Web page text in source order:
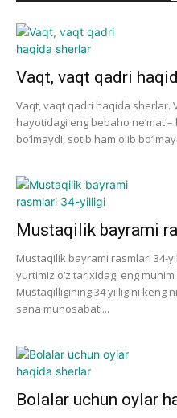
Vaqt, vaqt qadri
Vaqt, vaqt qadri haqida sherlar.
hayotidagi eng bebaho ne’mat
bo‘lmaydi, sotib ham olib
Mustaqilik bayrami
Mustaqilik bayrami rasmlari 34-
yurtimiz o‘z tarixidagi eng
Mustaqilligining 34 yilligini keng
sana munosabati...
Bolalar uchun oylar